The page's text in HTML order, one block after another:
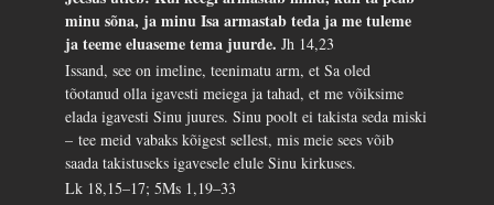
minu sõna, ja minu Isa armastab teda ja me tuleme
ja teeme eluaseme tema juurde.Jh 14,23
Issand, see on imeline, teenimatu arm, et Sa oled
tõotanud olla igavesti meiega ja tahad, et me võiksime
elada igavesti Sinu juures. Sinu poolt ei takista seda miski
– tee meid vabaks kõigest sellest, mis meie sees võib
saada takistuseks igavesele elule Sinu kirkuses.
Lk 18,15–17; 5Ms 1,19–33